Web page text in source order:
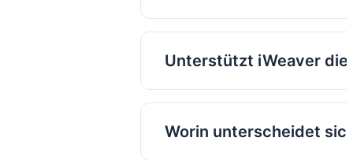
Ja. iWeaver kann
visuelle Mindmaps
Unterstützt iWeaver die
Ja. Sie können mehrere
Quellen erkennen.
Worin unterscheidet